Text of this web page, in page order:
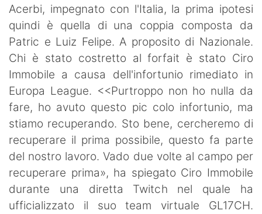
Acerbi, impegnato con l'Italia, la prima ipotesi
quindi è quella di una coppia composta da
Patric e Luiz Felipe. A proposito di Nazionale.
Chi è stato costretto al forfait è stato Ciro
Immobile a causa dell'infortunio rimediato in
Europa League. <<Purtroppo non ho nulla da
fare, ho avuto questo pic colo infortunio, ma
stiamo recuperando. Sto bene, cercheremo di
recuperare il prima possibile, questo fa parte
del nostro lavoro. Vado due volte al campo per
recuperare prima», ha spiegato Ciro Immobile
durante una diretta Twitch nel quale ha
ufficializzato il suo team virtuale GL17CH.